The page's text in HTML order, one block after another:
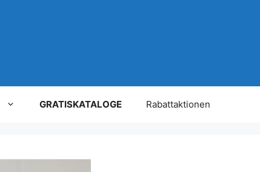
GRATISKATALOGE Rabattaktionen